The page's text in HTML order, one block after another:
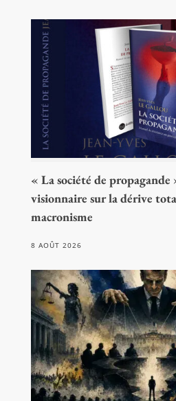
« La société de propagande
visionnaire sur la dérive
macronisme
8 AOÛT 2026